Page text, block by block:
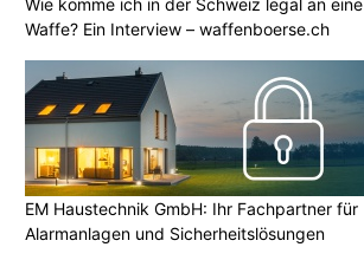
Wie komme ich in der Schweiz legal an eine
Waffe? Ein Interview – waffenboerse.ch
EM Haustechnik GmbH: Ihr Fachpartner für
Alarmanlagen und Sicherheitslösungen